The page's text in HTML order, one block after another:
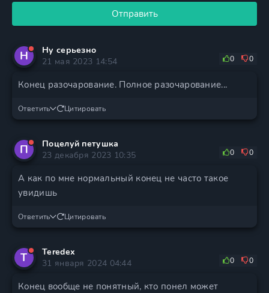
Отправить
Н
Ну серьезно
21 мая 2023 14:54
0 0
Конец разочарование. Полное разочарование...
Ответить Цитировать
П
Поцелуй петушка
23 декабря 2023 10:35
0 0
А как по мне нормальный конец не часто такое
увидишь
Ответить Цитировать
T
Teredex
31 января 2024 04:44
0 0
Конец вообще не понятный, кто понел может